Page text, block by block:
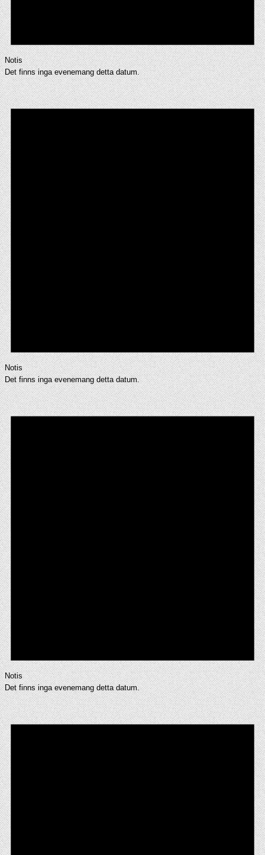
Notis
Det finns inga evenemang detta datum.
Notis
Det finns inga evenemang detta datum.
Notis
Det finns inga evenemang detta datum.